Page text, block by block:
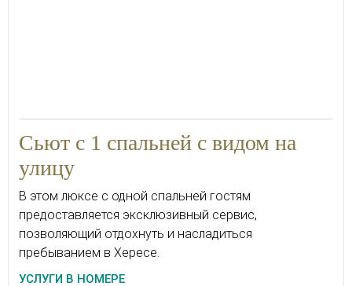
Сьют с 1 спальней с видом на
улицу
В этом люксе с одной спальней гостям
предоставляется эксклюзивный сервис,
позволяющий отдохнуть и насладиться
пребыванием в Хересе.
УСЛУГИ В НОМЕРЕ